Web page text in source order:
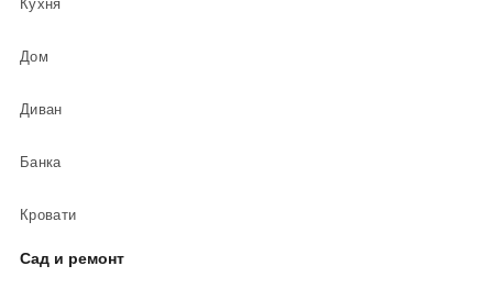
Дом
Диван
Банка
Кровати
Сад и ремонт